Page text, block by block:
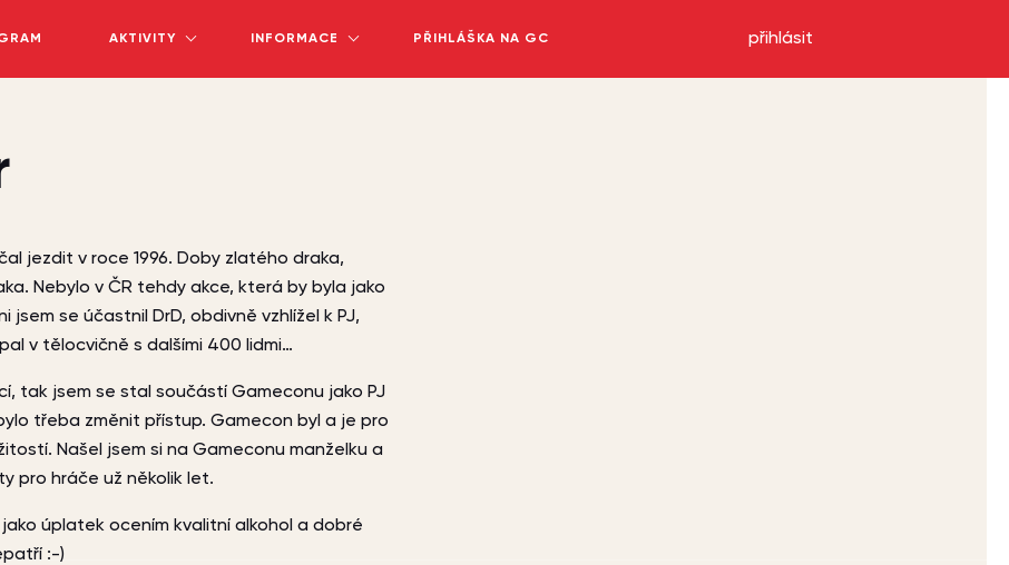
přihlásit
AKTIVITY INFORMACE PŘIHLÁŠKA NA GC
jezdit v roce 1996. Doby zlatého draka,
Nebylo v ČR tehdy akce, která by byla jako
jsem se účastnil DrD, obdivně vzhlížel k PJ,
v tělocvičně s dalšími 400 lidmi…
tak jsem se stal součástí Gameconu jako PJ
třeba změnit přístup. Gamecon byl a je pro
Našel jsem si na Gameconu manželku a
pro hráče už několik let.
úplatek ocením kvalitní alkohol a dobré
:-)